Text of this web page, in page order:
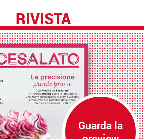
RIVISTA